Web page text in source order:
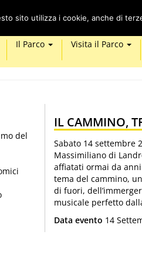
Il Parco Visita il Parco
del
IL CAMMINO,
Sabato 14 settembre
Massimiliano di
affiatati ormai da
tema del cammino,
di fuori,
musicale perfetto
Data evento 14
sito utilizza i cookie, anche di